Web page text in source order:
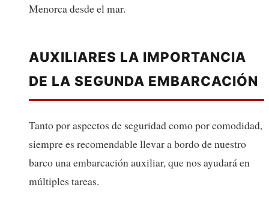
Menorca desde el mar.
AUXILIARES LA IMPORTANCIA
DE LA SEGUNDA EMBARCACIÓN
Tanto por aspectos de seguridad como por comodidad,
siempre es recomendable llevar a bordo de nuestro
barco una embarcación auxiliar, que nos ayudará en
múltiples tareas.